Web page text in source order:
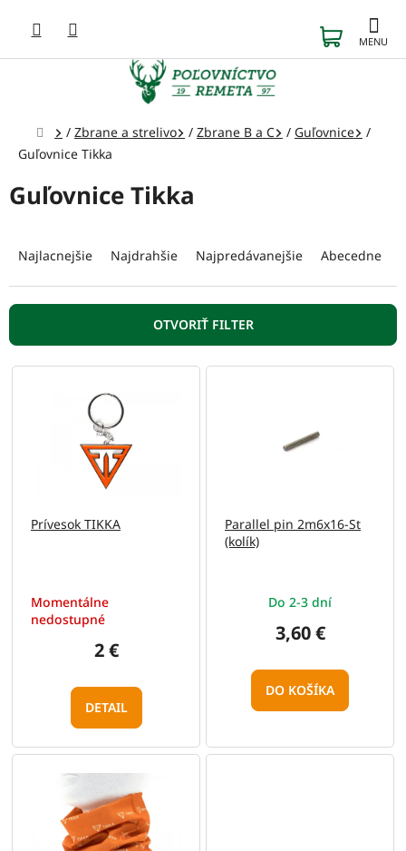
obsah
KOŠÍK
Domov
/ Zbrane a strelivo / Zbrane B a C / Guľovnice
/
Guľovnice Tikka
Guľovnice Tikka
e
n
e
p
Najlacnejšie Najdrahšie Najpredávanejšie Abecedne
OTVORIŤ FILTER
V
Prívesok TIKKA
Momentálne
nedostupné
2 €
DETAIL
Parallel pin 2m6x16-St
(kolík)
Do 2-3 dní
3,60 €
DO KOŠÍKA